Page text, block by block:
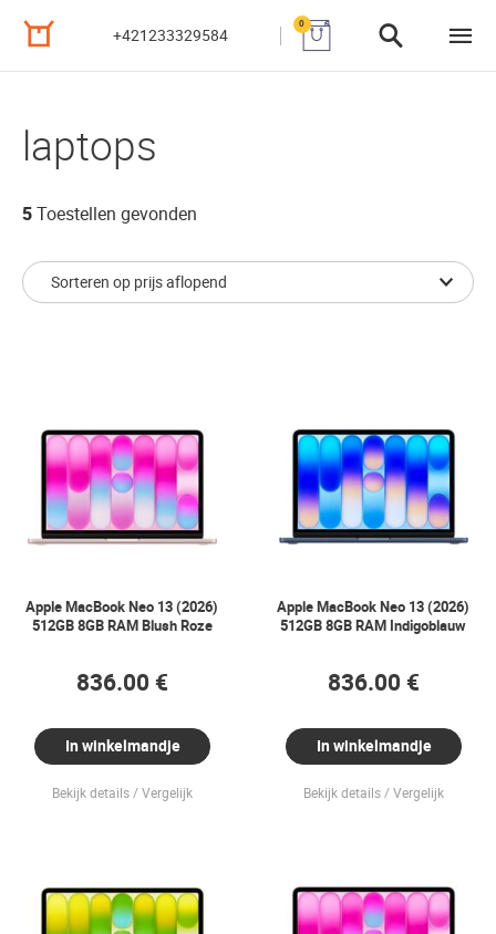
+421233329584
0
laptops
5 Toestellen gevonden
Apple MacBook Neo 13 (2026)
512GB 8GB RAM Blush Roze
836.00 €
In winkelmandje
Bekijk details Vergelijk
Apple MacBook Neo 13 (2026)
512GB 8GB RAM Indigoblauw
836.00 €
In winkelmandje
Bekijk details Vergelijk